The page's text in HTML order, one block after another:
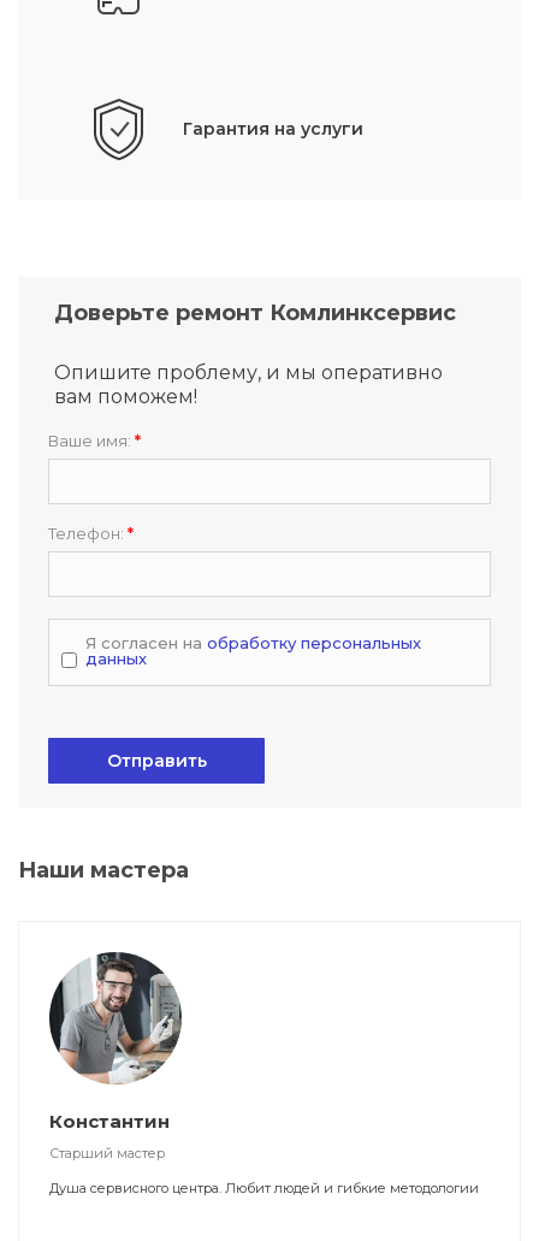
Гарантия на услуги
Доверьте ремонт Комлинксервис
Опишите проблему, и мы оперативно
вам поможем!
Ваше имя: *
Телефон: *
Я согласен на обработку персональных
данных
Отправить
Наши мастера
Константин
Старший мастер
Душа сервисного центра. Любит людей и гибкие методологии